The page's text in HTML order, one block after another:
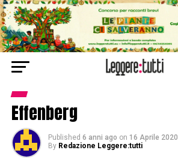
Effenberg
Published 6 anni ago on 16 Aprile 2020
By Redazione Leggere:tutti